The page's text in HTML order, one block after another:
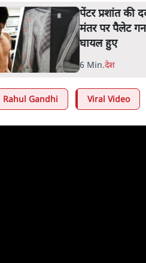
पेंटर प्रशांत की
मंतर पर पैलेट
घायल हुए
6 Min.देश
Rahul Gandhi Viral Video